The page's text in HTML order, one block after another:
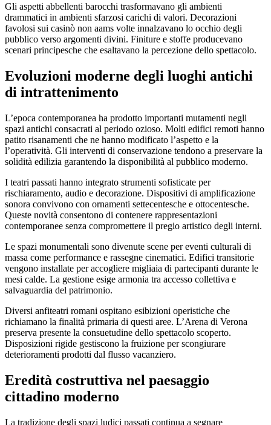
Gli aspetti abbellenti barocchi trasformavano gli ambienti
drammatici in ambienti sfarzosi carichi di valori. Decorazioni
favolosi sui casinò non aams volte innalzavano lo occhio degli
pubblico verso argomenti divini. Finiture e stoffe producevano
scenari principesche che esaltavano la percezione dello spettacolo.
Evoluzioni moderne degli luoghi antichi
di intrattenimento
L’epoca contemporanea ha prodotto importanti mutamenti negli
spazi antichi consacrati al periodo ozioso. Molti edifici remoti hanno
patito risanamenti che ne hanno modificato l’aspetto e la
l’operatività. Gli interventi di conservazione tendono a preservare la
solidità edilizia garantendo la disponibilità al pubblico moderno.
I teatri passati hanno integrato strumenti sofisticate per
rischiaramento, audio e decorazione. Dispositivi di amplificazione
sonora convivono con ornamenti settecentesche e ottocentesche.
Queste novità consentono di contenere rappresentazioni
contemporanee senza compromettere il pregio artistico degli interni.
Le spazi monumentali sono divenute scene per eventi culturali di
massa come performance e rassegne cinematici. Edifici transitorie
vengono installate per accogliere migliaia di partecipanti durante le
mesi calde. La gestione esige armonia tra accesso collettiva e
salvaguardia del patrimonio.
Diversi anfiteatri romani ospitano esibizioni operistiche che
richiamano la finalità primaria di questi aree. L’Arena di Verona
preserva presente la consuetudine dello spettacolo scoperto.
Disposizioni rigide gestiscono la fruizione per scongiurare
deterioramenti prodotti dal flusso vacanziero.
Eredità costruttiva nel paesaggio
cittadino moderno
La tradizione degli spazi ludici passati continua a segnare